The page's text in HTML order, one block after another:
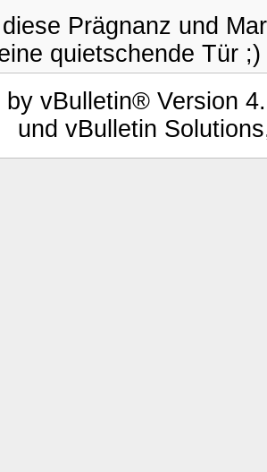
Prägnanz und
quietschende Tür ;)
by vBulletin® Version
und vBulletin